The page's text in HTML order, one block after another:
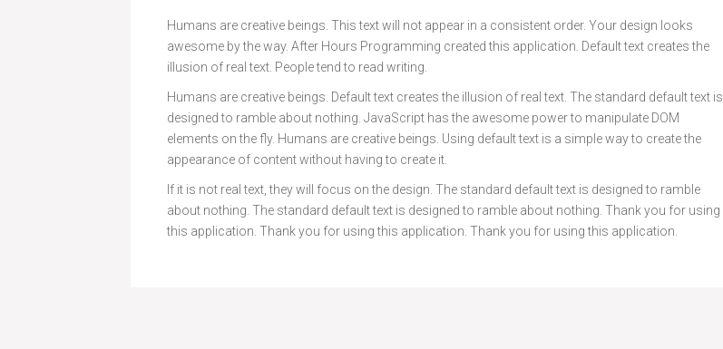
Humans are creative beings. This text will not appear in a consistent order. Your design looks
awesome by the way. After Hours Programming created this application. Default text creates the
illusion of real text. People tend to read writing.
Humans are creative beings. Default text creates the illusion of real text. The standard default text is
designed to ramble about nothing. JavaScript has the awesome power to manipulate DOM
elements on the fly. Humans are creative beings. Using default text is a simple way to create the
appearance of content without having to create it.
If it is not real text, they will focus on the design. The standard default text is designed to ramble
about nothing. The standard default text is designed to ramble about nothing. Thank you for using
this application. Thank you for using this application. Thank you for using this application.